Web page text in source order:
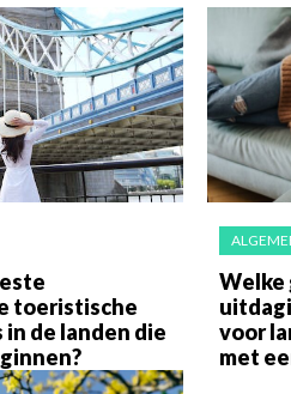
toeristische
de landen die
Welke
voor
met